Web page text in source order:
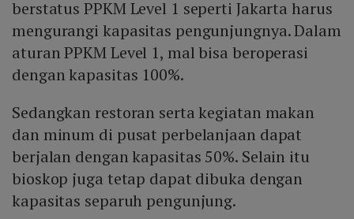
berstatus PPKM Level 1 seperti Jakarta harus
mengurangi kapasitas pengunjungnya. Dalam
aturan PPKM Level 1, mal bisa beroperasi
dengan kapasitas 100%.
Sedangkan restoran serta kegiatan makan
dan minum di pusat perbelanjaan dapat
berjalan dengan kapasitas 50%. Selain itu
bioskop juga tetap dapat dibuka dengan
kapasitas separuh pengunjung.